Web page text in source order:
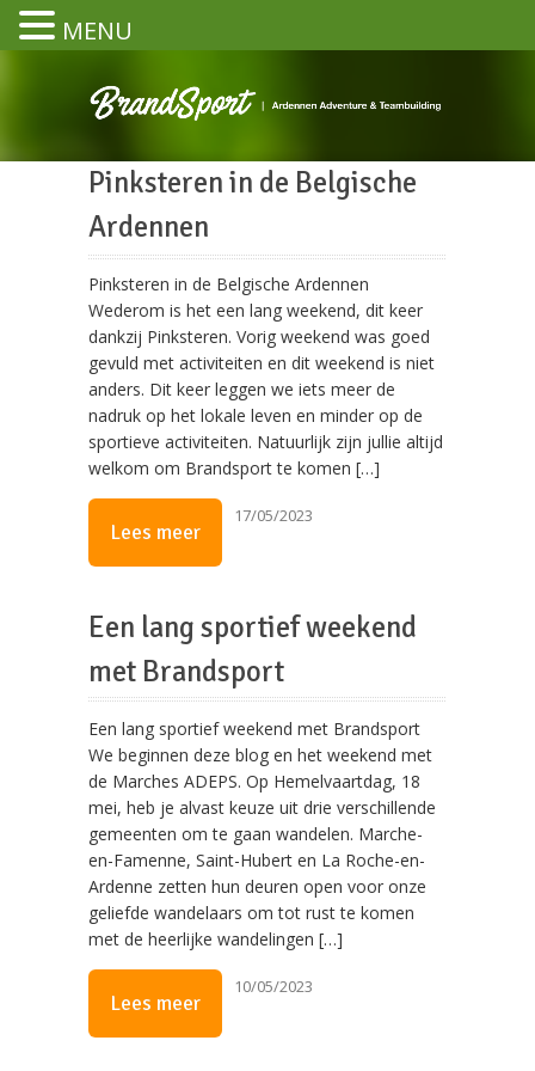
Pinksteren in de Belgische
Ardennen
Pinksteren in de Belgische Ardennen
Wederom is het een lang weekend, dit keer
dankzij Pinksteren. Vorig weekend was goed
gevuld met activiteiten en dit weekend is niet
anders. Dit keer leggen we iets meer de
nadruk op het lokale leven en minder op de
sportieve activiteiten. Natuurlijk zijn jullie altijd
welkom om Brandsport te komen […]
Lees meer
17/05/2023
Een lang sportief weekend
met Brandsport
Een lang sportief weekend met Brandsport
We beginnen deze blog en het weekend met
de Marches ADEPS. Op Hemelvaartdag, 18
mei, heb je alvast keuze uit drie verschillende
gemeenten om te gaan wandelen. Marche-
en-Famenne, Saint-Hubert en La Roche-en-
Ardenne zetten hun deuren open voor onze
geliefde wandelaars om tot rust te komen
met de heerlijke wandelingen […]
Lees meer
10/05/2023
MENU